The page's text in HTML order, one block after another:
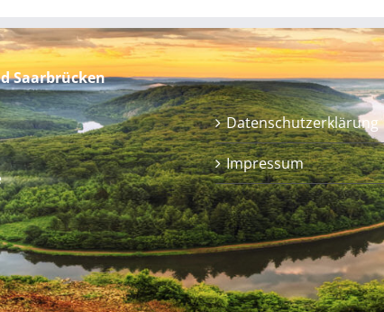
Saarbrücken
Datenschutzerklärung
Impressum